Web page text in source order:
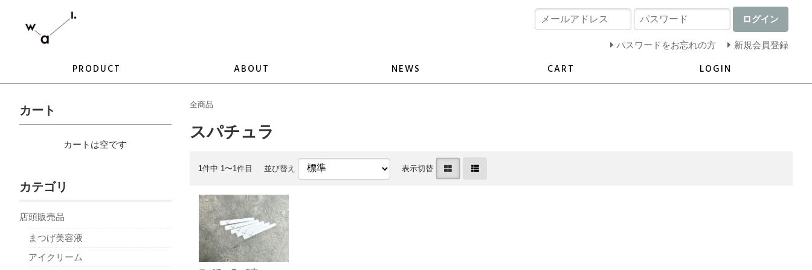
ログイン
パスワードをお忘れの方 新規会員登録
PRODUCT ABOUT NEWS CART LOGIN
全商品
スパチュラ
1件中 1〜1件目 並び替え 表示切替
カート
カートは空です
カテゴリ
店頭販売品
まつげ美容液
アイクリーム